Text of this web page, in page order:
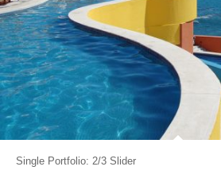
Single Portfolio: 2/3 Slider